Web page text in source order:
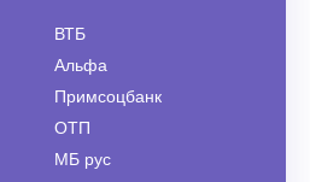
ВТБ
Альфа
Примсоцбанк
ОТП
МБ рус